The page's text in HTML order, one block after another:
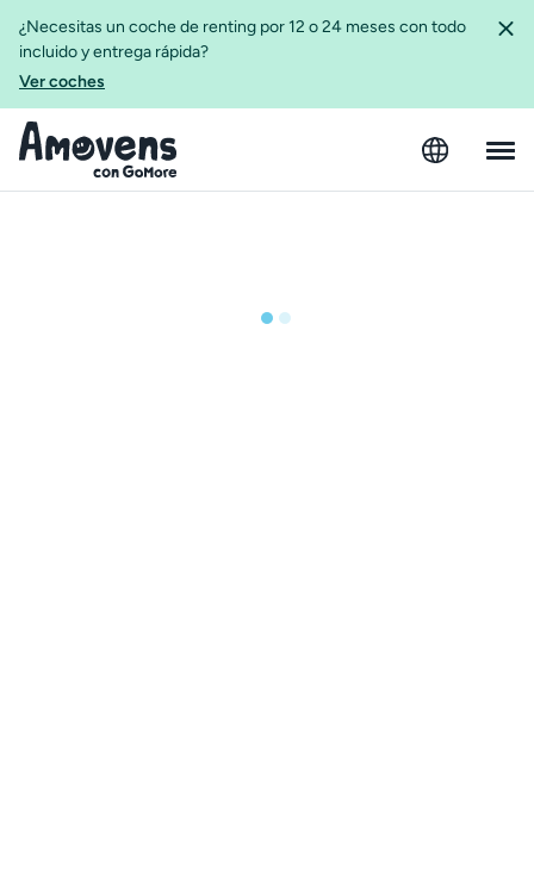
¿Necesitas un coche de renting por 12 o 24 meses con todo
incluido y entrega rápida?
Ver coches